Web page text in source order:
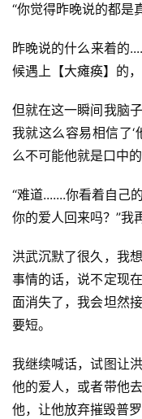
“你觉得昨晚说的都是
昨晚说的什么来着的
候遇上【大瘫痪】的
但就在这一瞬间我脑
我就这么容易相信了‘
么不可能他就是口中的
“难道.......你看着自己
你的爱人回来吗？”我
洪武沉默了很久，我
事情的话，说不定现
面消失了，我会坦然
要短。
我继续喊话，试图让
他的爱人，或者带他
他，让他放弃摧毁普